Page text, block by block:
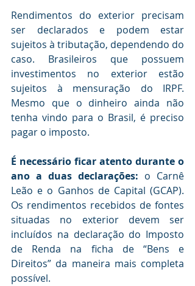
Rendimentos do exterior precisam
ser declarados e podem estar
sujeitos à tributação, dependendo do
caso. Brasileiros que possuem
investimentos no exterior estão
sujeitos à mensuração do IRPF.
Mesmo que o dinheiro ainda não
tenha vindo para o Brasil, é preciso
pagar o imposto.
É necessário ficar atento durante o
ano a duas declarações: o Carnê
Leão e o Ganhos de Capital (GCAP).
Os rendimentos recebidos de fontes
situadas no exterior devem ser
incluídos na declaração do Imposto
de Renda na ficha de “Bens e
Direitos” da maneira mais completa
possível.